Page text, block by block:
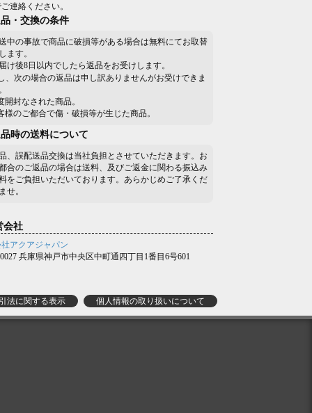
連絡ください。
・交換の条件
中の事故で商品に破損等がある場合は無料にてお取替
ます。
け後8日以内でしたら返品をお受けします。
、次の場合の返品は申し訳ありませんがお受けできま
開封なされた商品。
様のご都合で傷・破損等が生じた商品。
時の送料について
、誤配送品交換は当社負担とさせていただきます。お
合のご返品の場合は送料、及びご返金に関わる振込み
をご負担いただいております。あらかじめご了承くだ
せ。
会社
アクアジャパン
兵庫県神戸市中央区中町通四丁目1番目6号601
個人情報の取り扱いについて
法に関する表示